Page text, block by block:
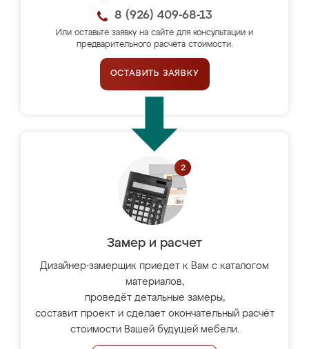
8 (926) 409-68-13
Или оставьте заявку на сайте для консультации и
предварительного расчёта стоимости.
ОСТАВИТЬ ЗАЯВКУ
Замер и расчет
Дизайнер-замерщик приедет к Вам с каталогом
материалов,
проведёт детальные замеры,
составит проект и сделает окончательный расчёт
стоимости Вашей будущей мебели.